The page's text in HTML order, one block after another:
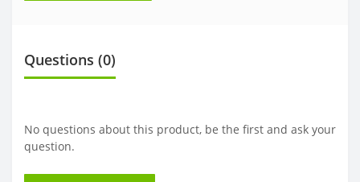
Questions (0)
No questions about this product, be the first and ask your
question.